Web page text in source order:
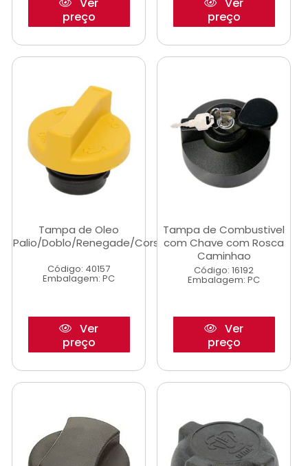
preço
preço
Tampa de Oleo
Palio/Doblo/Renegade/Corsa
Código: 40157
Embalagem: PC
Ver
preço
Tampa de Combustivel
com Chave com Rosca
Caminhao
Código: 16192
Embalagem: PC
Ver
preço